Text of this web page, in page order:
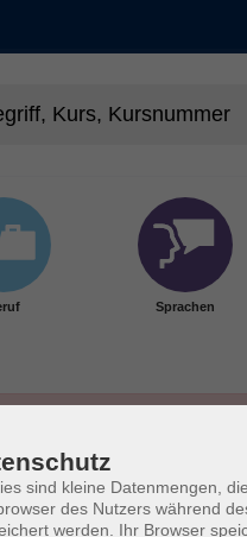
Sprachen
sind kleine Datenmengen,
des Nutzers während
werden. Ihr Browser